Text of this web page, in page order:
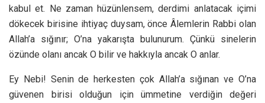
kabul et. Ne zaman hüzünlensem, derdimi anlatacak içimi
dökecek birisine ihtiyaç duysam, önce Âlemlerin Rabbi olan
Allah’a sığınır; O’na yakarışta bulunurum. Çünkü sinelerin
özünde olanı ancak O bilir ve hakkıyla ancak O anlar.
Ey Nebi! Senin de herkesten çok Allah’a sığınan ve O’na
güvenen birisi olduğun için ümmetine verdiğin değeri